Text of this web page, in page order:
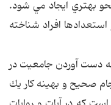
بهتري ايجاد مي شود.
افراد شناخته
دست آوردن جامعيت در
صحيح و بهينه كار يك